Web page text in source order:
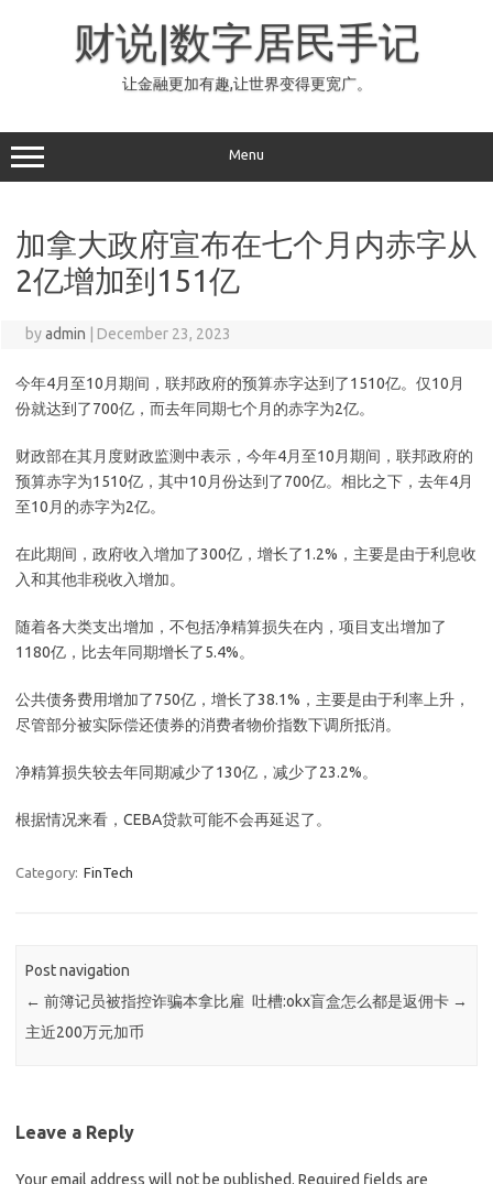
财说|数字居民手记
让金融更加有趣,让世界变得更宽广。
Menu
加拿大政府宣布在七个月内赤字从
2亿增加到151亿
byadmin December 23, 2023
今年4月至10月期间，联邦政府的预算赤字达到了1510亿。仅10月
份就达到了700亿，而去年同期七个月的赤字为2亿。
财政部在其月度财政监测中表示，今年4月至10月期间，联邦政府的
预算赤字为1510亿，其中10月份达到了700亿。相比之下，去年4月
至10月的赤字为2亿。
在此期间，政府收入增加了300亿，增长了1.2%，主要是由于利息收
入和其他非税收入增加。
随着各大类支出增加，不包括净精算损失在内，项目支出增加了
1180亿，比去年同期增长了5.4%。
公共债务费用增加了750亿，增长了38.1%，主要是由于利率上升，
尽管部分被实际偿还债券的消费者物价指数下调所抵消。
净精算损失较去年同期减少了130亿，减少了23.2%。
根据情况来看，CEBA贷款可能不会再延迟了。
Category: FinTech
Post navigation
← 前簿记员被指控诈骗本拿比雇
主近200万元加币
吐槽:okx盲盒怎么都是返佣卡 →
Leave a Reply
Your email address will not be published. Required fields are